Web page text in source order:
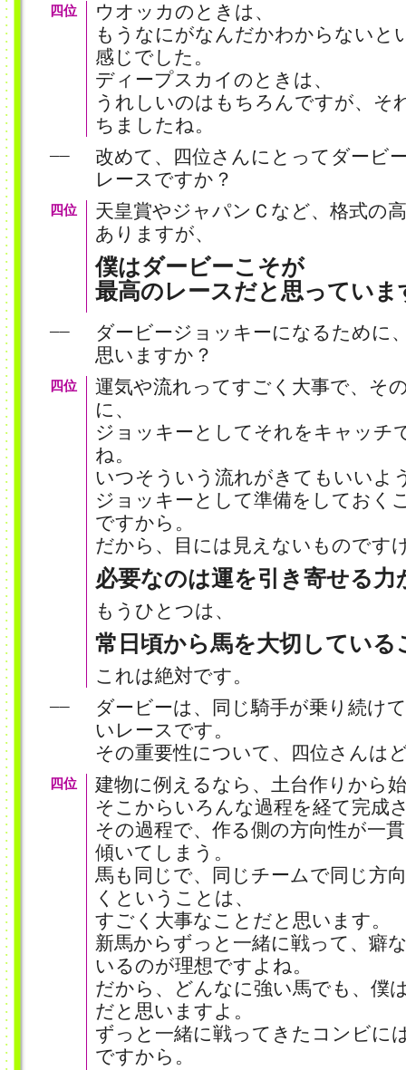
四位
ウオッカのときは、
もうなにがなんだかわからないと
感じでした。
ディープスカイのときは、
うれしいのはもちろんですが、そ
ちましたね。
──
改めて、四位さんにとってダービ
レースですか？
四位
天皇賞やジャパンＣなど、格式の
ありますが、
僕はダービーこそが
最高のレースだと思っていま
──
ダービージョッキーになるために
思いますか？
四位
運気や流れってすごく大事で、そ
に、
ジョッキーとしてそれをキャッチ
ね。
いつそういう流れがきてもいいよ
ジョッキーとして準備をしておく
ですから。
だから、目には見えないものです
必要なのは運を引き寄せる力
もうひとつは、
常日頃から馬を大切している
これは絶対です。
──
ダービーは、同じ騎手が乗り続け
いレースです。
その重要性について、四位さんは
四位
建物に例えるなら、土台作りから
そこからいろんな過程を経て完成
その過程で、作る側の方向性が一
傾いてしまう。
馬も同じで、同じチームで同じ方
くということは、
すごく大事なことだと思います。
新馬からずっと一緒に戦って、癖
いるのが理想ですよね。
だから、どんなに強い馬でも、僕
だと思いますよ。
ずっと一緒に戦ってきたコンビに
ですから。